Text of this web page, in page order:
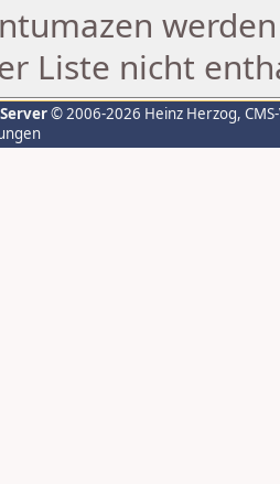
Liste nicht
© 2006-2026 Heinz Herzog,